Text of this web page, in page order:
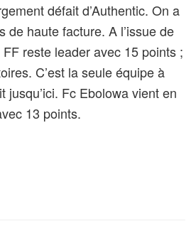
défait d’Authentic. On a
de haute facture. A l’issue de
reste leader avec 15 points ;
C’est la seule équipe à
jusqu’ici. Fc Ebolowa vient en
13 points.